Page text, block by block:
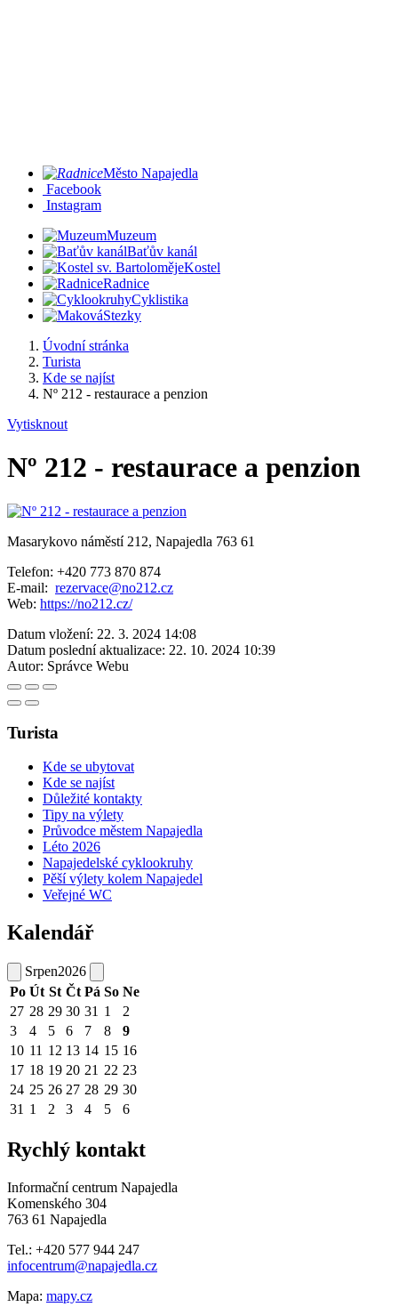
Město Napajedla
Facebook
Instagram
Muzeum
Baťův kanál
Kostel
Radnice
Cyklistika
Stezky
Úvodní stránka
Turista
Kde se najíst
Nº 212 - restaurace a penzion
Vytisknout
Nº 212 - restaurace a penzion
Masarykovo náměstí 212, Napajedla 763 61
Telefon: +420 773 870 874
E-mail: rezervace@no212.cz
Web: https://no212.cz/
Datum vložení: 22. 3. 2024 14:08
Datum poslední aktualizace: 22. 10. 2024 10:39
Autor: Správce Webu
Turista
Kde se ubytovat
Kde se najíst
Důležité kontakty
Tipy na výlety
Průvodce městem Napajedla
Léto 2026
Napajedelské cyklookruhy
Pěší výlety kolem Napajedel
Veřejné WC
Kalendář
Srpen2026
Po Út St Čt Pá So Ne
27 28 29 30 31 1
2
3
4 5 6 7 8
9
10 11 12 13 14 15 16
17 18 19 20 21 22 23
24 25 26 27 28 29 30
31 1 2 3 4 5 6
Rychlý kontakt
Informační centrum Napajedla
Komenského 304
763 61 Napajedla
Tel.: +420 577 944 247
infocentrum@napajedla.cz
Mapa: mapy.cz